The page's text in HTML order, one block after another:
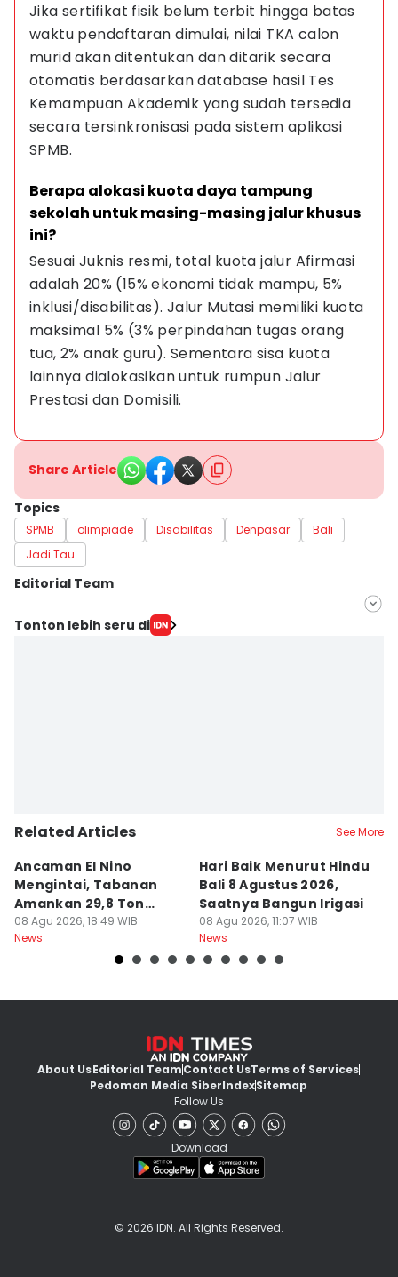
Jika sertifikat fisik belum terbit hingga batas
waktu pendaftaran dimulai, nilai TKA calon
murid akan ditentukan dan ditarik secara
otomatis berdasarkan database hasil Tes
Kemampuan Akademik yang sudah tersedia
secara tersinkronisasi pada sistem aplikasi
SPMB.
Berapa alokasi kuota daya tampung
sekolah untuk masing-masing jalur khusus
ini?
Sesuai Juknis resmi, total kuota jalur Afirmasi
adalah 20% (15% ekonomi tidak mampu, 5%
inklusi/disabilitas). Jalur Mutasi memiliki kuota
maksimal 5% (3% perpindahan tugas orang
tua, 2% anak guru). Sementara sisa kuota
lainnya dialokasikan untuk rumpun Jalur
Prestasi dan Domisili.
Share Article
Topics
SPMB olimpiade Disabilitas Denpasar
Bali
Jadi Tau
Editorial Team
Editor
Tonton lebih seru di
Related Articles See More
Ancaman El Nino
Mengintai, Tabanan
Amankan 29,8 Ton
Beras
08 Agu 2026, 18:49 WIB
News
Hari Baik Menurut Hindu
Bali 8 Agustus 2026,
Saatnya Bangun Irigasi
08 Agu 2026, 11:07 WIB
News
About UsEditorial TeamContact UsTerms of Services
Pedoman Media SiberIndexSitemap
Follow Us
Download
© 2026 IDN. All Rights Reserved.